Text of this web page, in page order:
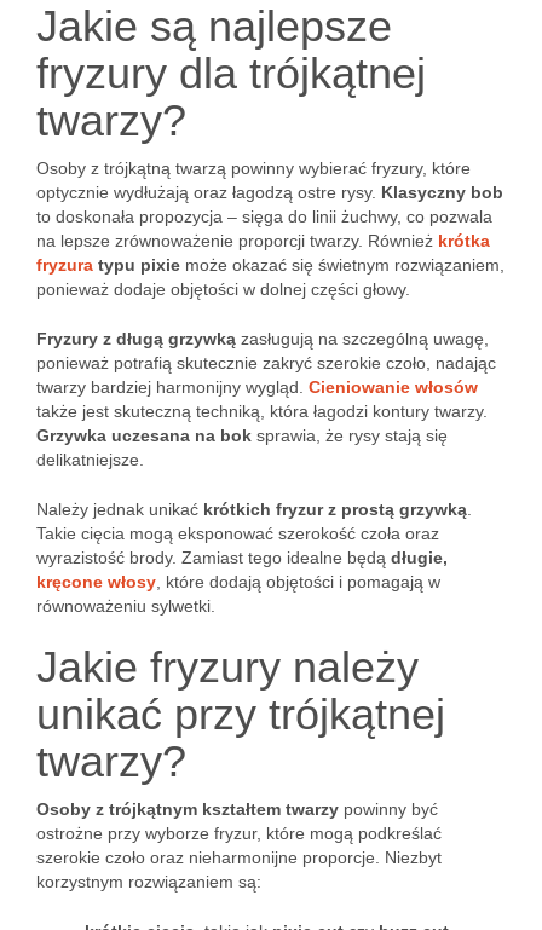
Jakie są najlepsze
fryzury dla trójkątnej
twarzy?
Osoby z trójkątną twarzą powinny wybierać fryzury, które
optycznie wydłużają oraz łagodzą ostre rysy. Klasyczny bob
to doskonała propozycja – sięga do linii żuchwy, co pozwala
na lepsze zrównoważenie proporcji twarzy. Również krótka
fryzura typu pixie może okazać się świetnym rozwiązaniem,
ponieważ dodaje objętości w dolnej części głowy.
Fryzury z długą grzywką zasługują na szczególną uwagę,
ponieważ potrafią skutecznie zakryć szerokie czoło, nadając
twarzy bardziej harmonijny wygląd. Cieniowanie włosów
także jest skuteczną techniką, która łagodzi kontury twarzy.
Grzywka uczesana na bok sprawia, że rysy stają się
delikatniejsze.
Należy jednak unikać krótkich fryzur z prostą grzywką
Takie cięcia mogą eksponować szerokość czoła oraz
wyrazistość brody. Zamiast tego idealne będą długie,
kręcone włosy , które dodają objętości i pomagają w
równoważeniu sylwetki.
Jakie fryzury należy
unikać przy trójkątnej
twarzy?
Osoby z trójkątnym kształtem twarzy powinny być
ostrożne przy wyborze fryzur, które mogą podkreślać
szerokie czoło oraz nieharmonijne proporcje. Niezbyt
korzystnym rozwiązaniem są: